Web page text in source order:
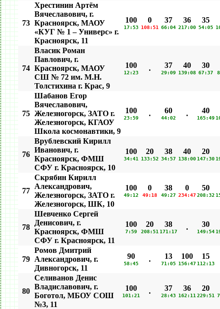
73
Хрестинин Артём
Вячеславович, г.
Красноярск, МАОУ
«КУГ № 1 – Универс» г.
Красноярск, 11
100
17:53
0
108:51
37
66:04
36
217:00
35
54:05
74
Власик Роман
Павлович, г.
Красноярск, МАОУ
СШ № 72 им. М.Н.
Толстихина г. Крас, 9
100
12:23
. 37
29:09
40
139:08
30
67:37
75
Шабанов Егор
Вячеславович,
Железногорск, ЗАТО г.
Железногорск, КГАОУ
Школа космонавтики, 9
100
23:59
. 60
44:02
. 40
165:49
76
Врублевский Кирилл
Иванович, г.
Красноярск, ФМШ
СФУ г. Красноярск, 10
100
34:41
20
133:52
38
34:57
40
138:00
20
147:30
77
Скрябин Кирилл
Александрович,
Железногорск, ЗАТО г.
Железногорск, ШК, 10
100
49:12
0
49:18
38
49:27
0
234:47
50
208:32
78
Шевченко Сергей
Денисович, г.
Красноярск, ФМШ
СФУ г. Красноярск, 11
100
7:59
20
208:51
38
171:17
. 30
149:54
79
Ромов Дмитрий
Александрович, г.
Дивногорск, 11
90
58:45
. 13
71:05
100
156:47
15
112:13
80
Селиванов Денис
Владиславович, г.
Боготол, МБОУ СОШ
№3, 11
100
101:21
. 37
28:43
36
162:11
20
229:51